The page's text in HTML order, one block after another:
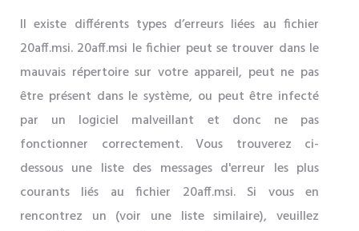
Il existe différents types d’erreurs liées au fichier
20aff.msi. 20aff.msi le fichier peut se trouver dans le
mauvais répertoire sur votre appareil, peut ne pas
être présent dans le système, ou peut être infecté
par un logiciel malveillant et donc ne pas
fonctionner correctement. Vous trouverez ci-
dessous une liste des messages d'erreur les plus
courants liés au fichier 20aff.msi. Si vous en
rencontrez un (voir une liste similaire), veuillez